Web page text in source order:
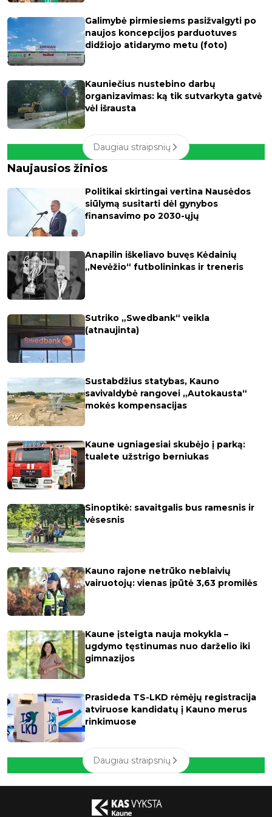
Galimybė pirmiesiems pasižvalgyti po
naujos koncepcijos parduotuves
didžiojo atidarymo metu (foto)
Kauniečius nustebino darbų
organizavimas: ką tik sutvarkyta gatvė
vėl išrausta
Daugiau straipsnių
Naujausios žinios
Politikai skirtingai vertina Nausėdos
siūlymą susitarti dėl gynybos
finansavimo po 2030-ųjų
Anapilin iškeliavo buvęs Kėdainių
„Nevėžio“ futbolininkas ir treneris
Sutriko „Swedbank“ veikla
(atnaujinta)
Sustabdžius statybas, Kauno
savivaldybė rangovei „Autokausta“
mokės kompensacijas
Kaune ugniagesiai skubėjo į parką:
tualete užstrigo berniukas
Sinoptikė: savaitgalis bus ramesnis ir
vėsesnis
Kauno rajone netrūko neblaivių
vairuotojų: vienas įpūtė 3,63 promilės
Kaune įsteigta nauja mokykla –
ugdymo tęstinumas nuo darželio iki
gimnazijos
Prasideda TS-LKD rėmėjų registracija
atviruose kandidatų į Kauno merus
rinkimuose
Daugiau straipsnių